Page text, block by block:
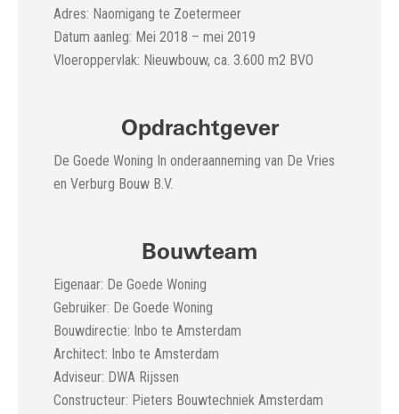
Adres: Naomigang te Zoetermeer
Datum aanleg: Mei 2018 – mei 2019
Vloeroppervlak: Nieuwbouw, ca. 3.600 m2 BVO
Opdrachtgever
De Goede Woning In onderaanneming van De Vries
en Verburg Bouw B.V.
Bouwteam
Eigenaar: De Goede Woning
Gebruiker: De Goede Woning
Bouwdirectie: Inbo te Amsterdam
Architect: Inbo te Amsterdam
Adviseur: DWA Rijssen
Constructeur: Pieters Bouwtechniek Amsterdam